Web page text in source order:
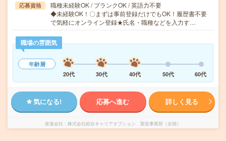
応募資格
職種未経験OK / ブランクOK / 英語力不要
◆未経験OK！〇まずは事前登録だけでもOK！履歴書不要
で気軽にオンライン登録★氏名・職種などを入力す…
職場の雰囲気
年齢層
20代
30代 40代 50代 60代
気になる! 応募へ進む 詳しく見る
派遣会社 株式会社綜合キャリアオプション 製造事業部（全国）